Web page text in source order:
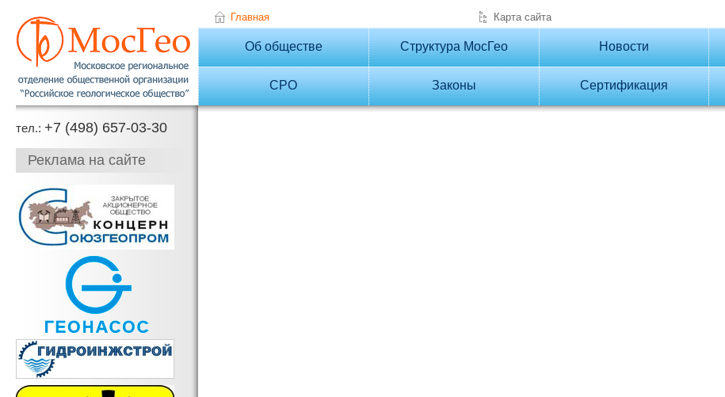
Главная Карта сайта
Об обществе Структура МосГео Новости
СРО Законы Сертификация
тел.: +7 (498) 657-03-30
Реклама на сайте